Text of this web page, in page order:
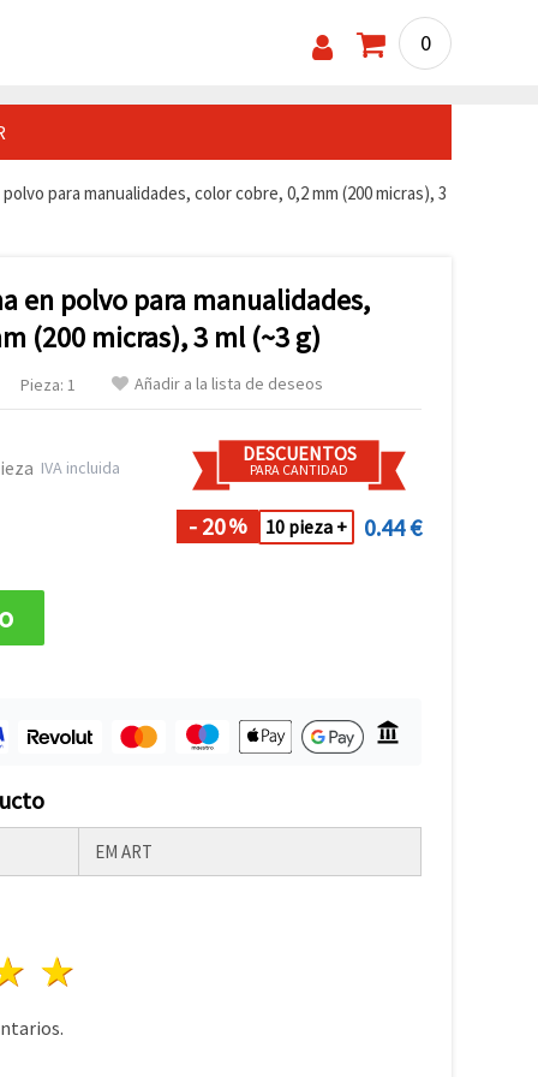
0
para manualidades, color cobre, 0,2 mm (200 micras), 3
en polvo para manualidades,
(200 micras), 3 ml (~3 g)
Pieza: 1 Añadir a la lista de deseos
IVA incluida
DESCUENTOS
PARA CANTIDAD
- 20% 10 pieza + 0.44 €
EM ART
4 estrellas
estrellas